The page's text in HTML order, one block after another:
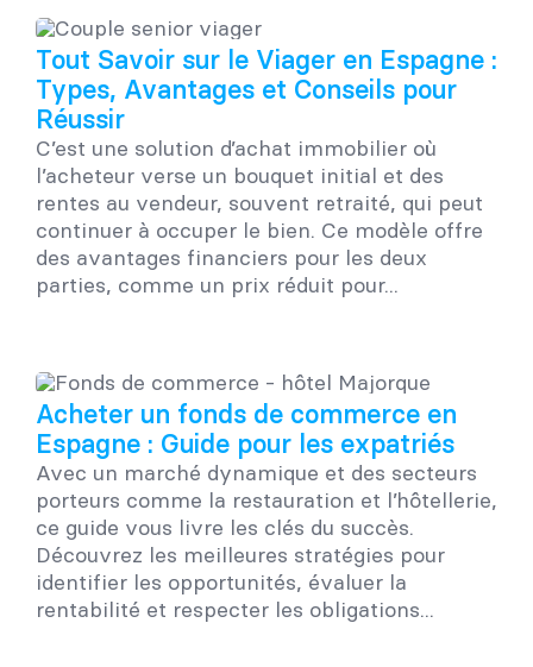
Tout Savoir sur le Viager en Espagne :
Types, Avantages et Conseils pour
Réussir
C’est une solution d’achat immobilier où
l’acheteur verse un bouquet initial et des
rentes au vendeur, souvent retraité, qui peut
continuer à occuper le bien. Ce modèle offre
des avantages financiers pour les deux
parties, comme un prix réduit pour...
Acheter un fonds de commerce en
Espagne : Guide pour les expatriés
Avec un marché dynamique et des secteurs
porteurs comme la restauration et l’hôtellerie,
ce guide vous livre les clés du succès.
Découvrez les meilleures stratégies pour
identifier les opportunités, évaluer la
rentabilité et respecter les obligations...